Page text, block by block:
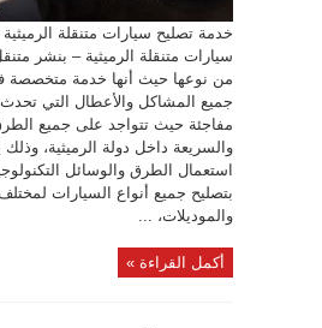
خدمة تصليح سيارات متنقلة
سيارات متنقلة الرميثية – بنشر
من نوعها حيث أنها خدمة متخصصة
جميع المشاكل والأعطال التي
مفاجئة حيث تتواجد على جميع
والسريعة داخل دولة الرميثية،
استعمال الطرق والوسائل
بتصليح جميع أنواع السيارات
والموديلات، ...
أكمل القراءة »